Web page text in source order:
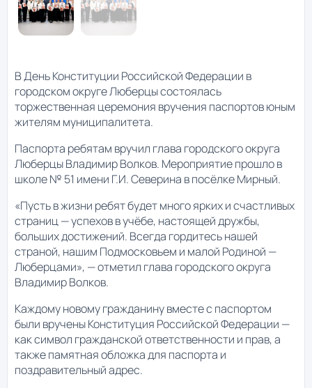
В День Конституции Российской Федерации в
городском округе Люберцы состоялась
торжественная церемония вручения паспортов юным
жителям муниципалитета.
Паспорта ребятам вручил глава городского округа
Люберцы Владимир Волков. Мероприятие прошло в
школе № 51 имени Г.И. Северина в посёлке Мирный.
«Пусть в жизни ребят будет много ярких и счастливых
страниц — успехов в учёбе, настоящей дружбы,
больших достижений. Всегда гордитесь нашей
страной, нашим Подмосковьем и малой Родиной —
Люберцами», — отметил глава городского округа
Владимир Волков.
Каждому новому гражданину вместе с паспортом
были вручены Конституция Российской Федерации —
как символ гражданской ответственности и прав, а
также памятная обложка для паспорта и
поздравительный адрес.